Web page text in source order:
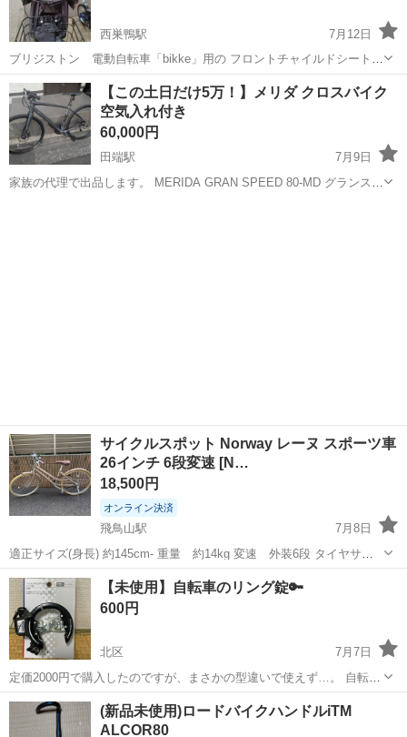
西巣鴨駅
7月12日
ブリジストン 電動自転車「bikke」用の フロントチャイルドシート
シート取り付け部品 フロントチャイルドシートカバー の3点です。 前
の方から購入し年ほど使用しました。 クッションは適宜洗濯してます
が、経年による汚れがあ...
東京 北区 西巣鴨駅 その他
【この土日だけ5万！】メリダ クロスバイク
空気入れ付き
60,000円
田端駅
7月9日
家族の代理で出品します。 MERIDA GRAN SPEED 80-MD グランスピ
サイクルスポット Norway レーヌ スポーツ車
26インチ 6段変速 [N…
18,500円
オンライン決済
飛鳥山駅
7月8日
適正サイズ(身長) 約145cm- 重量 約14kg 変速 外装6段 タイヤサイ
ズ 26インチ ペダル 付属 ２０２５年２月に購入しました。 １年以
上使っていないため出品します。 小さい傷が見られる部分があります
が...
東京 北区 飛鳥山駅 その他 26インチ
【未使用】自転車のリング錠🔑
600円
北区
7月7日
定価2000円で購入したのですが、まさかの型違いで使えず…。 自転車
に当てはめて使えないことが判明、購入した時のままの状態です。 使
っていただける方がいらっしゃいましたら…
東京 北区 その他 状態
(新品未使用)ロードバイクハンドルiTM
ALCOR80